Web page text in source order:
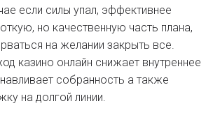
если силы упал, эффективнее
но качественную часть плана,
на желании закрыть все.
казино онлайн снижает внутреннее
собранность а также
на долгой линии.